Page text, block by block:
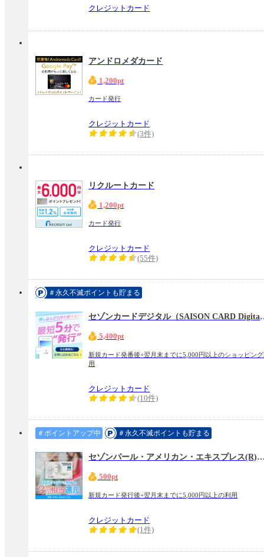
クレジットカード
アンドロメダカード
1,200pt
カード発行
クレジットカード
(3件)
リクルートカード
1,200pt
カード発行
クレジットカード
(55件)
＃永久不滅ポイントも貯まる
セゾンカード
5,400pt
新規カード発番後+翌月末までに5,000円以上のショッピン
用
クレジットカード
(10件)
＃ポイントアップ中 ＃永久不滅ポイントも貯まる
セゾンパール・アメリカン・エキスプレス(R)・カ
500pt
新規カード発行後+翌月末までに5,000円以上の利用
クレジットカード
(1件)